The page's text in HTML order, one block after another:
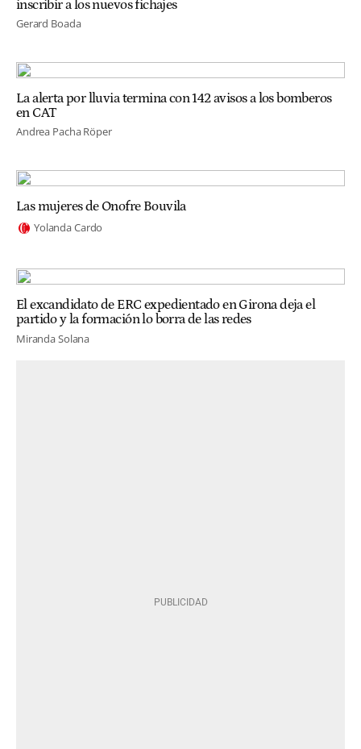
inscribir a los nuevos fichajes
Gerard Boada
La alerta por lluvia termina con 142 avisos a los bomberos
en CAT
Andrea Pacha Röper
Las mujeres de Onofre Bouvila
Yolanda Cardo
El excandidato de ERC expedientado en Girona deja el
partido y la formación lo borra de las redes
Miranda Solana